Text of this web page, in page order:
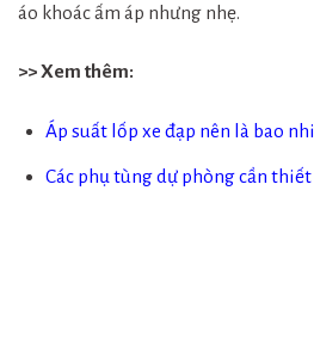
áo khoác ấm áp nhưng nhẹ.
>> Xem thêm:
Áp suất lốp xe đạp nên là bao
Các phụ tùng dự phòng cần thiết